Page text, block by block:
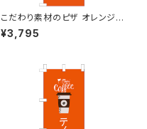
こだわり素材のピザ オレンジ
のぼり旗
¥3,795